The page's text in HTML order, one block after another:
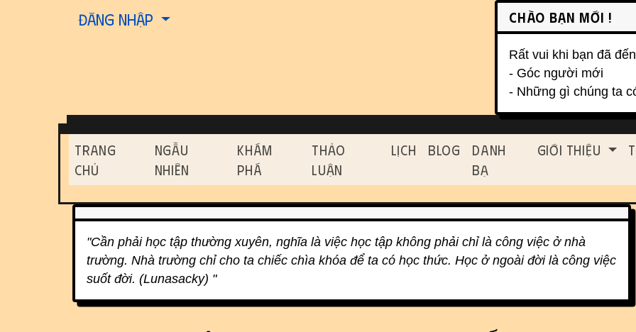
Site identity, navigation, etc.
Đăng nhập Chào bạn mới !
Rất vui khi bạn đã
- Góc người mới
- Những gì chúng ta
Navigation and related functionality and
Trang
Chủ
Ngẫu
Nhiên
Khám
Phá
Thảo
Luận
Lịch Blog
Danh
Bạ
Giới Thiệu
Related content
"Cần phải học tập thường xuyên, nghĩa là việc học tập không phải chỉ là công việc ở nhà
trường. Nhà trường chỉ cho ta chiếc chìa khóa để ta có học thức. Học ở ngoài đời là công việc
suốt đời. (Lunasacky) "